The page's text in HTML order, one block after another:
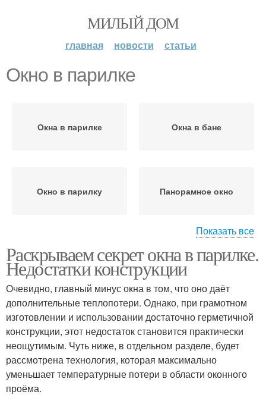
МИЛЫЙ ДОМ
главная новости статьи
Окно в парилке
Окна в парилке Окна в бане
Окно в парилку Панорамное окно
Пластиковое окно Окна для бани
Окно в бане Окна в комнате
Окно в помещениях
Показать все
Раскрываем секрет окна в парилке.
Недостатки конструкции
Очевидно, главный минус окна в том, что оно даёт
дополнительные теплопотери. Однако, при грамотном
изготовлении и использовании достаточно герметичной
конструкции, этот недостаток становится практически
неощутимым. Чуть ниже, в отдельном разделе, будет
рассмотрена технология, которая максимально
уменьшает температурные потери в области оконного
проёма.